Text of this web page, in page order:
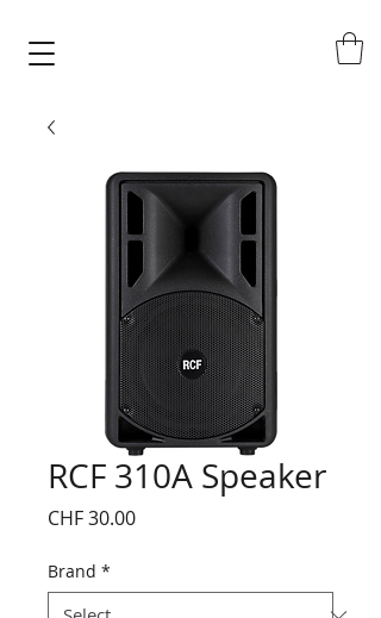
RCF 310A Speaker
CHF 30.00Price
Brand *